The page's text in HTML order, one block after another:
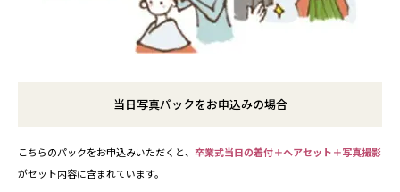
当日写真パックをお申込みの場合
こちらのパックをお申込みいただくと、 卒業式当日の着付＋ヘアセット＋写真撮影
がセット内容に含まれています。